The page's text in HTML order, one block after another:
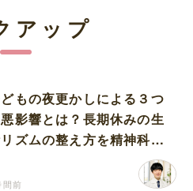
アップ
もの夜更かしによる３つ
影響とは？長期休みの生
ズムの整え方を精神科医
間前